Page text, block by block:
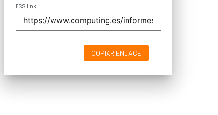
RSS link
COPIAR ENLACE